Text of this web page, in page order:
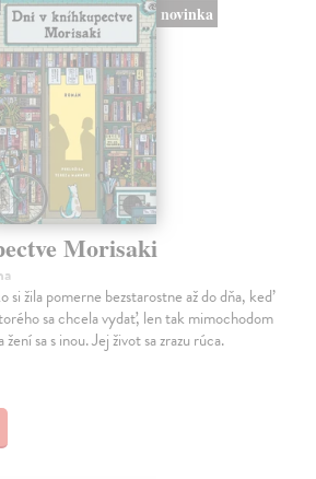
novinka
Morisaki
si žila pomerne bezstarostne až do dňa, keď
sa chcela vydať, len tak mimochodom
žení sa s inou. Jej život sa zrazu rúca.